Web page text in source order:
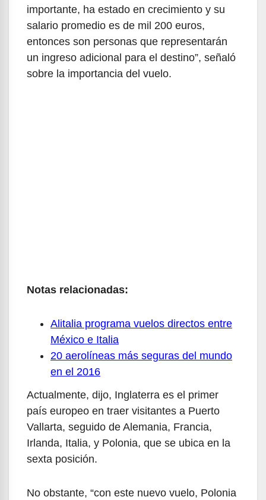
importante, ha estado en crecimiento y su
salario promedio es de mil 200 euros,
entonces son personas que representarán
un ingreso adicional para el destino”, señaló
sobre la importancia del vuelo.
Notas relacionadas:
Alitalia programa vuelos directos entre
México e Italia
20 aerolíneas más seguras del mundo
en el 2016
Actualmente, dijo, Inglaterra es el primer
país europeo en traer visitantes a Puerto
Vallarta, seguido de Alemania, Francia,
Irlanda, Italia, y Polonia, que se ubica en la
sexta posición.
No obstante, “con este nuevo vuelo, Polonia